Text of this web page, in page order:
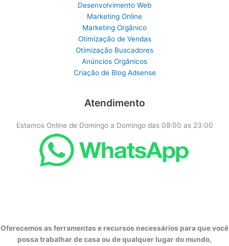
Desenvolvimento Web
Marketing Online
Marketing Orgânico
Otimização de Vendas
Otimização Buscadores
Anúncios Orgânicos
Criação de Blog Adsense
Atendimento
Estamos Online de Domingo a Domingo das 08:00 as 23:00
Oferecemos as ferramentas e recursos necessários para que você
possa trabalhar de casa ou de qualquer lugar do mundo,